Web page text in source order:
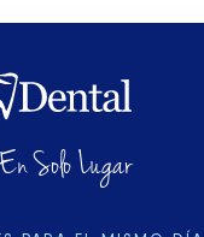
Solo Lugar